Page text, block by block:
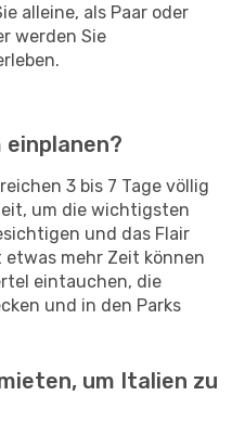
alleine, als Paar oder
werden Sie
einplanen?
3 bis 7 Tage völlig
um die wichtigsten
und das Flair
mehr Zeit können
eintauchen, die
und in den Parks
um Italien zu